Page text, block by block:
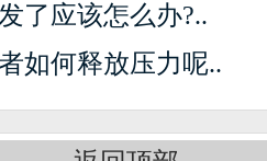
了应该怎么办?..
如何释放压力呢..